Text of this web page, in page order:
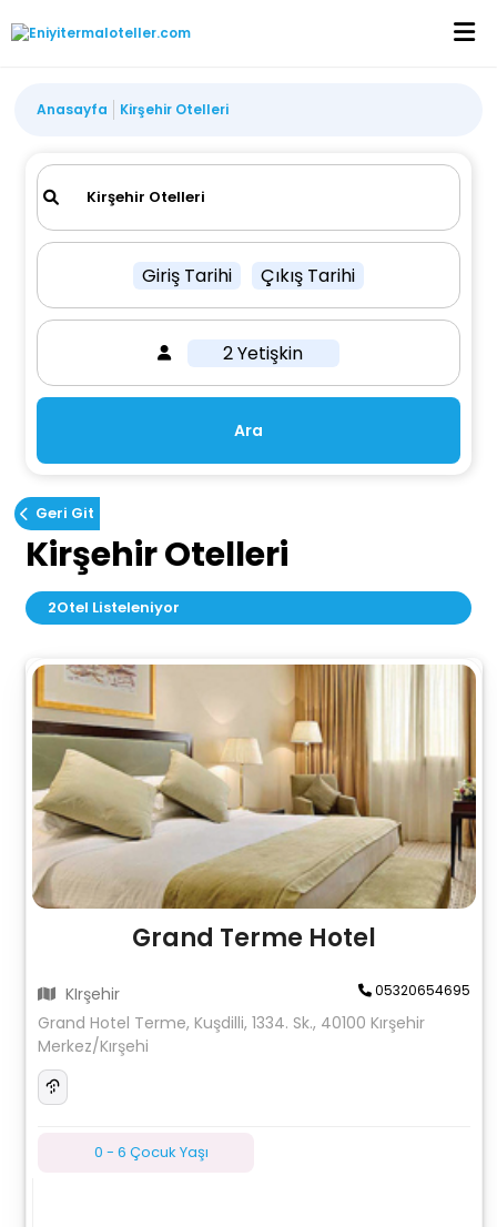
Anasayfa Kirşehir Otelleri
Giriş Tarihi Çıkış Tarihi
2 Yetişkin
Ara
Geri Git
Kirşehir Otelleri
2Otel Listeleniyor
Grand Terme Hotel
KIrşehir 05320654695
Grand Hotel Terme, Kuşdilli, 1334. Sk., 40100 Kırşehir
Merkez/Kırşehi
0 - 6 Çocuk Yaşı